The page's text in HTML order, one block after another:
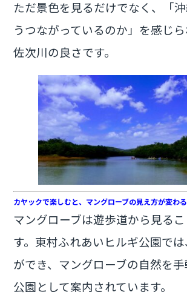
ただ景色を見るだけでなく、「
うつながっているのか」を感じ
佐次川の良さです。
カヤックで楽しむと、マングローブの見え方が変わる
マングローブは遊歩道から見る
す。東村ふれあいヒルギ公園で
ができ、マングローブの自然を
公園として案内されています。